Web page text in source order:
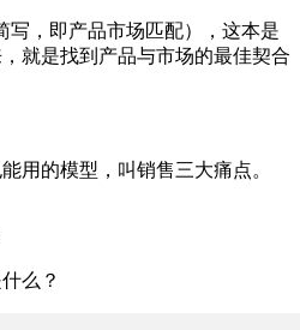
写，即产品市场匹配），这本是
就是找到产品与市场的最佳契合
用的模型，叫销售三大痛点。
么？